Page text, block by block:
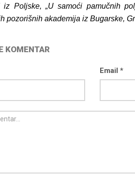
iz Poljske, „U samoći pamučnih
pozorišnih akademija iz Bugarske,
KOMENTAR
Email *